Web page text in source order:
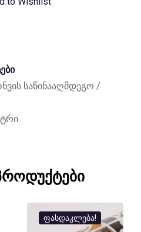
საწინააღმდეგო /
ფასდაკლება!